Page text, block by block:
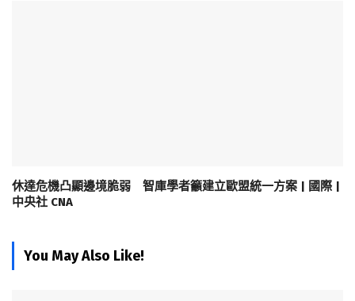
休達危機凸顯邊境脆弱 智庫學者籲建立歐盟統一方案 | 國際 |
中央社 CNA
You May Also Like!